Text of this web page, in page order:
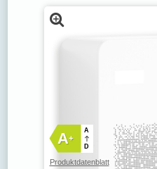
A+
A
D
Produktdatenblatt